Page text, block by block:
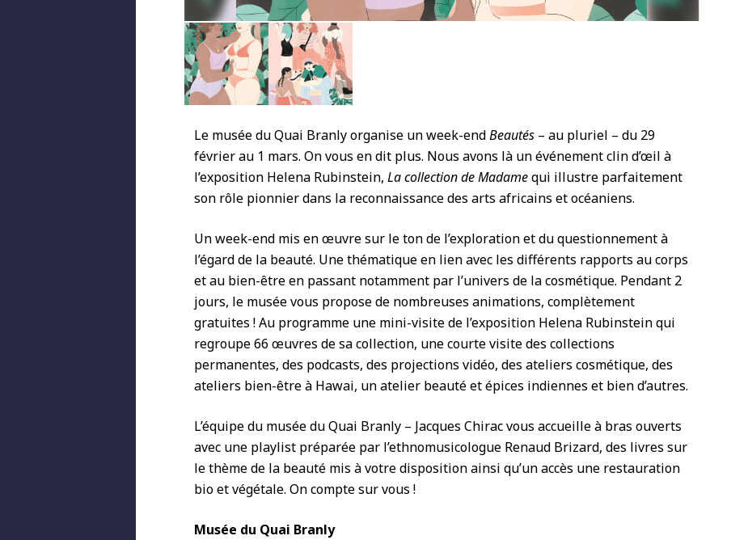
Le musée du Quai Branly organise un week-endBeautés – au pluriel – du 29
février au 1 mars. On vous en dit plus. Nous avons là un événement clin d’œil à
l’exposition Helena Rubinstein, La collection de Madamequi illustre parfaitement
son rôle pionnier dans la reconnaissance des arts africains et océaniens.
Un week-end mis en œuvre sur le ton de l’exploration et du questionnement à
l’égard de la beauté. Une thématique en lien avec les différents rapports au corps
et au bien-être en passant notamment par l’univers de la cosmétique. Pendant 2
jours, le musée vous propose de nombreuses animations, complètement
gratuites ! Au programme une mini-visite de l’exposition Helena Rubinstein qui
regroupe 66 œuvres de sa collection, une courte visite des collections
permanentes, des podcasts, des projections vidéo, des ateliers cosmétique, des
ateliers bien-être à Hawai, un atelier beauté et épices indiennes et bien d’autres.
L’équipe du musée du Quai Branly – Jacques Chirac vous accueille à bras ouverts
avec une playlist préparée par l’ethnomusicologue Renaud Brizard, des livres sur
le thème de la beauté mis à votre disposition ainsi qu’un accès une restauration
bio et végétale. On compte sur vous !
Musée du Quai Branly